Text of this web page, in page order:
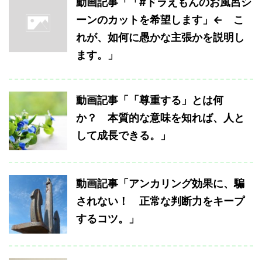
ーンのカットを希望します」← こ
れが、如何に愚かな主張かを説明し
ます。」
動画記事「「尊重する」とは何
か？ 本質的な意味を知れば、人と
して成長できる。」
動画記事「アンカリング効果に、騙
されない！ 正常な判断力をキープ
するコツ。」